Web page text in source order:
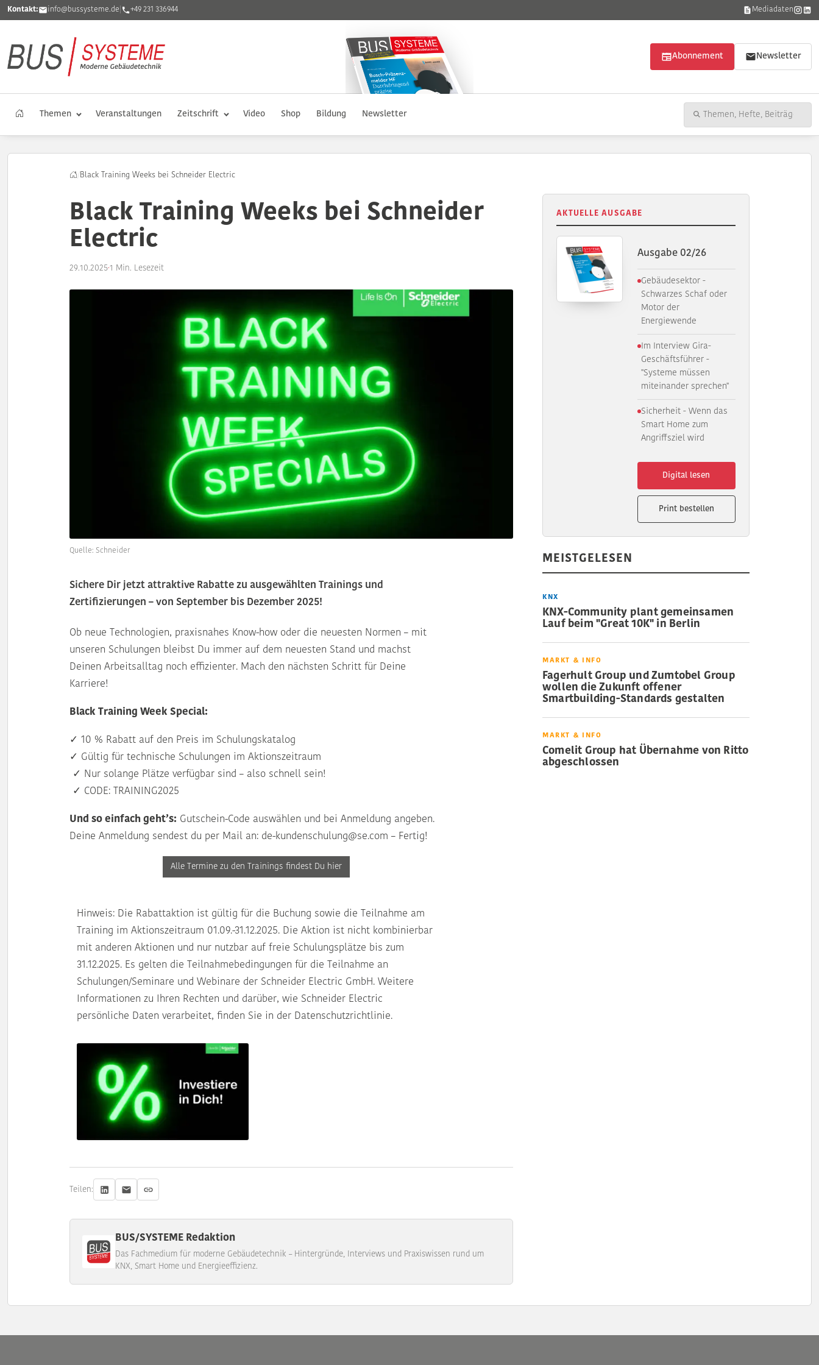
Kontakt: info@bussysteme.de +49 231 336944 Mediadaten
Abonnement Newsletter
Themen Veranstaltungen Zeitschrift Video Shop Bildung Newsletter
/Black Training Weeks bei Schneider Electric
Black Training Weeks bei Schneider
Electric
29.10.2025·1 Min. Lesezeit
Quelle: Schneider
Sichere Dir jetzt attraktive Rabatte zu ausgewählten Trainings und
Zertifizierungen – von September bis Dezember 2025!
Ob neue Technologien, praxisnahes Know-how oder die neuesten Normen – mit
unseren Schulungen bleibst Du immer auf dem neuesten Stand und machst
Deinen Arbeitsalltag noch effizienter. Mach den nächsten Schritt für Deine
Karriere!
Black Training Week Special:
✓ 10 % Rabatt auf den Preis im Schulungskatalog
✓ Gültig für technische Schulungen im Aktionszeitraum
✓ Nur solange Plätze verfügbar sind – also schnell sein!
✓ CODE: TRAINING2025
Und so einfach geht’s: Gutschein-Code auswählen und bei Anmeldung angeben.
Deine Anmeldung sendest du per Mail an: de-kundenschulung@se.com – Fertig!
Alle Termine zu den Trainings findest Du hier
Hinweis: Die Rabattaktion ist gültig für die Buchung sowie die Teilnahme am
Training im Aktionszeitraum 01.09.-31.12.2025. Die Aktion ist nicht kombinierbar
mit anderen Aktionen und nur nutzbar auf freie Schulungsplätze bis zum
31.12.2025. Es gelten die
Teilnahmebedingungen für die Teilnahme an
Schulungen/Seminare und Webinare der Schneider Electric GmbH. Weitere
Informationen zu Ihren Rechten und darüber, wie Schneider Electric
persönliche Daten verarbeitet, finden Sie in der Datenschutzrichtlinie.
Teilen:
BUS/SYSTEME Redaktion
Das Fachmedium für moderne Gebäudetechnik – Hintergründe, Interviews und Praxiswissen rund um
KNX, Smart Home und Energieeffizienz.
AKTUELLE AUSGABE
Ausgabe 02/26
Gebäudesektor -
Schwarzes Schaf oder
Motor der
Energiewende
Im Interview Gira-
Geschäftsführer -
"Systeme müssen
miteinander sprechen"
Sicherheit - Wenn das
Smart Home zum
Angriffsziel wird
Digital lesen
Print bestellen
MEISTGELESEN
KNX
KNX-Community plant gemeinsamen
Lauf beim "Great 10K" in Berlin
MARKT & INFO
Fagerhult Group und Zumtobel Group
wollen die Zukunft offener
Smartbuilding-Standards gestalten
MARKT & INFO
Comelit Group hat Übernahme von Ritto
abgeschlossen